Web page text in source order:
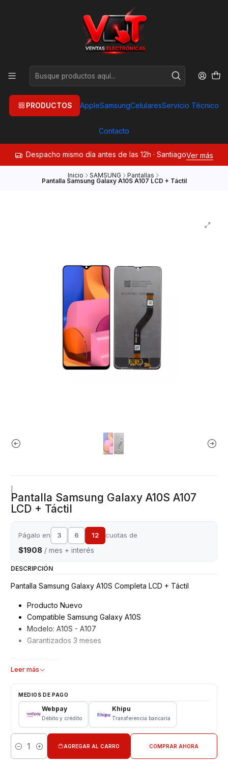
PRODUCTOS AppleSamsungCelularesServicio Técnico
Contacto
Despacho mismo día antes de las 12h · SantiagoVer más
Inicio SAMSUNG Pantallas
Pantalla Samsung Galaxy A10S A107 LCD + Táctil
Pantalla Samsung Galaxy A10S A107
LCD + Táctil
Págalo en 3 6 12 cuotas de
$1908 / mes + interés
DESCRIPCIÓN
Pantalla Samsung Galaxy A10S Completa LCD + Táctil
Producto Nuevo
Compatible Samsung Galaxy A10S
Modelo: A10S - A107
Garantizados 3 meses
Tipo: LCD + Touch
CONSULTE POR INSTALACIÓN EN TIENDA
Leer más
MEDIOS DE PAGO
Webpay
Débito y crédito
Khipu
Transferencia bancaria
Cantidad
AGREGAR AL CARRO COMPRAR AHORA